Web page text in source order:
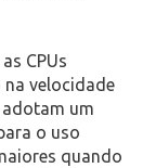
CPUs
velocidade
adotam um
o uso
quando